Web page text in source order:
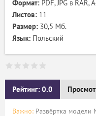
Формат: PDF, JPG в RAR,
Листов: 11
Размер: 30,5 Мб.
Язык: Польский
Рейтинг: 0.0
Важно: Развёртка